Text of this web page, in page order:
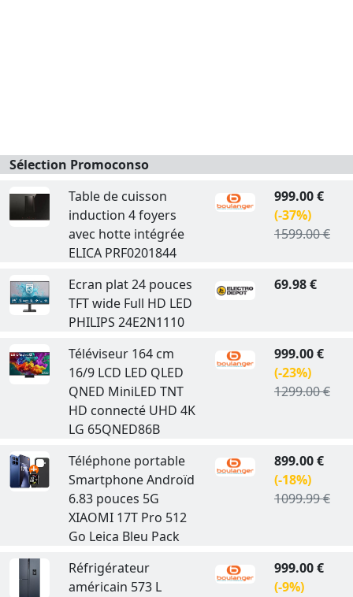
Sélection Promoconso
Table de cuisson
induction 4 foyers
avec hotte intégrée
ELICA PRF0201844
999.00 €
(-37%)
1599.00 €
Ecran plat 24 pouces
TFT wide Full HD LED
PHILIPS 24E2N1110
69.98 €
Téléviseur 164 cm
16/9 LCD LED QLED
QNED MiniLED TNT
HD connecté UHD 4K
LG 65QNED86B
999.00 €
(-23%)
1299.00 €
Téléphone portable
Smartphone Androïd
6.83 pouces 5G
XIAOMI 17T Pro 512
Go Leica Bleu Pack
899.00 €
(-18%)
1099.99 €
Réfrigérateur
américain 573 L
999.00 €
(-9%)